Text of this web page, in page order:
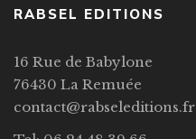
RABSEL EDITIONS
16 Rue de Babylone
76430 La Remuée
contact@rabseleditions.fr